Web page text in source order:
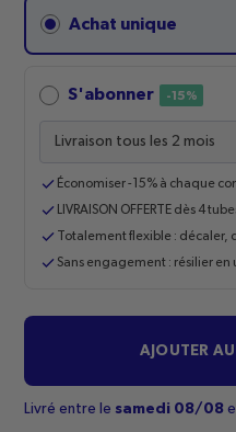
Achat unique
S'abonner -15%
Fréquence de livraison
Économiser -15% à chaque
LIVRAISON OFFERTE dès 4
Totalement flexible :
Sans engagement : résilier en
AJOUTER
Livré entre le samedi 08/08